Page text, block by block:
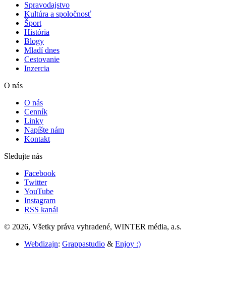
Spravodajstvo
Kultúra a spoločnosť
Šport
História
Blogy
Mladí dnes
Cestovanie
Inzercia
O nás
O nás
Cenník
Linky
Napíšte nám
Kontakt
Sledujte nás
Facebook
Twitter
YouTube
Instagram
RSS kanál
© 2026, Všetky práva vyhradené, WINTER média, a.s.
Webdizajn: Grappastudio & Enjoy :)